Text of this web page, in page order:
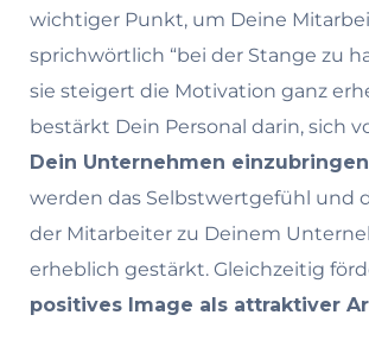
wichtiger Punkt, um Deine
sprichwörtlich “bei der Stange zu
sie steigert die Motivation ganz
bestärkt Dein Personal darin, sich
Dein Unternehmen einzubringen
werden das Selbstwertgefühl und
der Mitarbeiter zu Deinem
erheblich gestärkt. Gleichzeitig
positives Image als attraktiver